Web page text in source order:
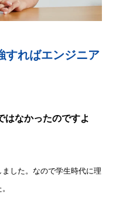
すればエンジニア
なかったのですよ
した。なので学生時代に理